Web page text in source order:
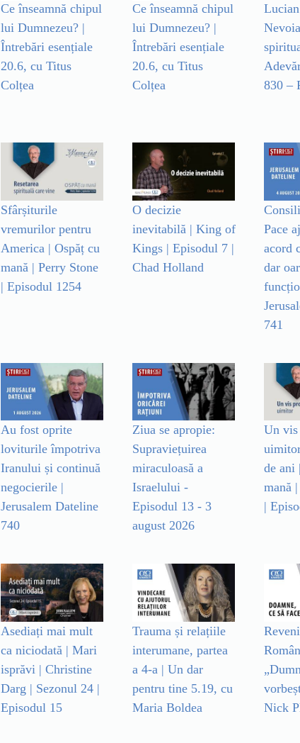
Ce înseamnă chipul
lui Dumnezeu? |
Întrebări esențiale
20.6, cu Titus
Colțea
Ce înseamnă chipul
lui Dumnezeu? |
Întrebări esențiale
20.6, cu Titus
Colțea
830 –
Sfârșiturile
vremurilor pentru
America | Ospăț cu
mană | Perry Stone
| Episodul 1254
O decizie
inevitabilă | King of
Kings | Episodul 7 |
Chad Holland
Pace
acord
dar
741
Au fost oprite
loviturile împotriva
Iranului și continuă
negocierile |
Jerusalem Dateline
740
Ziua se apropie:
Supraviețuirea
miraculoasă a
Israelului -
Episodul 13 - 3
august 2026
Un
de ani
mană
|
Asediați mai mult
ca niciodată | Mari
isprăvi | Christine
Darg | Sezonul 24 |
Episodul 15
Trauma și relațiile
interumane, partea
a 4-a | Un dar
pentru tine 5.19, cu
Maria Boldea
Nick